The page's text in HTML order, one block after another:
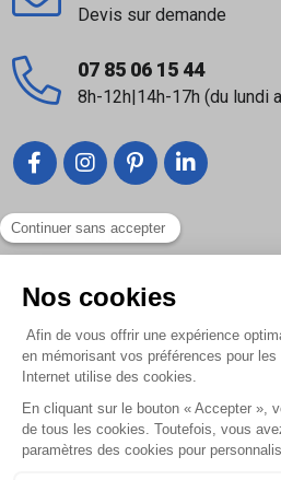
Liens utiles
Nous contacter
À propos
Paiement sécurisé
Livraison | Retour client
Nos tutos
Devis sur demande
07 85 06 15 44
8h-12h|14h-17h (du lundi